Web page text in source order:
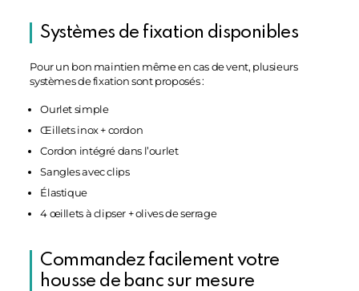
Systèmes de fixation disponibles
Pour un bon maintien même en cas de vent, plusieurs
systèmes de fixation sont proposés :
Ourlet simple
Œillets inox + cordon
Cordon intégré dans l’ourlet
Sangles avec clips
Élastique
4 œillets à clipser + olives de serrage
Commandez facilement votre
housse de banc sur mesure